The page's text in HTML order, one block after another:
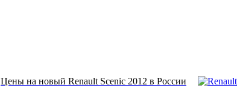
Цены на новый Renault Scenic 2012 в России